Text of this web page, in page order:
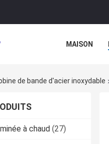
MAISON
de bande d'acier inoxydable
à chaud (27)